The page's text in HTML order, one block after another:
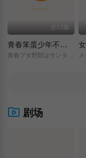
全13集
青春笨蛋少年不做圣诞服女郎的梦
剧场